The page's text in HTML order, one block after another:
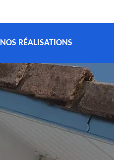
NOS RÉALISATIONS